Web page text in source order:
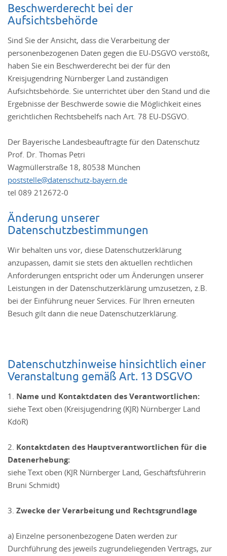
Beschwerderecht bei der
Aufsichtsbehörde
Sind Sie der Ansicht, dass die Verarbeitung der
personenbezogenen Daten gegen die EU-DSGVO verstößt,
haben Sie ein Beschwerderecht bei der für den
Kreisjugendring Nürnberger Land zuständigen
Aufsichtsbehörde. Sie unterrichtet über den Stand und die
Ergebnisse der Beschwerde sowie die Möglichkeit eines
gerichtlichen Rechtsbehelfs nach Art. 78 EU-DSGVO.
Der Bayerische Landesbeauftragte für den Datenschutz
Prof. Dr. Thomas Petri
Wagmüllerstraße 18, 80538 München
poststelle@datenschutz-bayern.de
tel 089 212672-0
Änderung unserer
Datenschutzbestimmungen
Wir behalten uns vor, diese Datenschutzerklärung
anzupassen, damit sie stets den aktuellen rechtlichen
Anforderungen entspricht oder um Änderungen unserer
Leistungen in der Datenschutzerklärung umzusetzen, z.B.
bei der Einführung neuer Services. Für Ihren erneuten
Besuch gilt dann die neue Datenschutzerklärung.
Datenschutzhinweise hinsichtlich einer
Veranstaltung gemäß Art. 13 DSGVO
1. Name und Kontaktdaten des Verantwortlichen:
siehe Text oben (Kreisjugendring (KJR) Nürnberger Land
KdöR)
2. Kontaktdaten des Hauptverantwortlichen für die
Datenerhebung:
siehe Text oben (KJR Nürnberger Land, Geschäftsführerin
Bruni Schmidt)
3. Zwecke der Verarbeitung und Rechtsgrundlage
a) Einzelne personenbezogene Daten werden zur
Durchführung des jeweils zugrundeliegenden Vertrags, zur